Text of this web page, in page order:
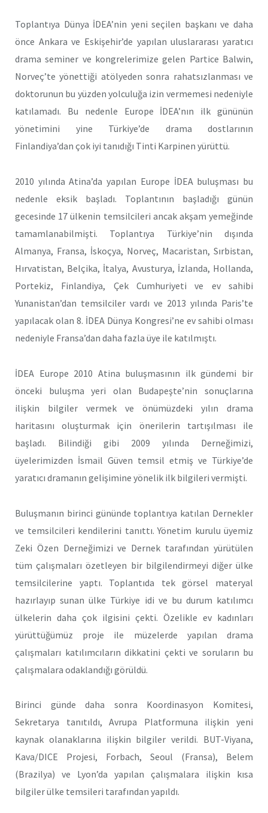
Toplantıya Dünya İDEA’nin yeni seçilen başkanı ve daha
önce Ankara ve Eskişehir’de yapılan uluslararası yaratıcı
drama seminer ve kongrelerimize gelen Partice Balwin,
Norveç’te yönettiği atölyeden sonra rahatsızlanması ve
doktorunun bu yüzden yolculuğa izin vermemesi nedeniyle
katılamadı. Bu nedenle Europe İDEA’nın ilk gününün
yönetimini yine Türkiye’de drama dostlarının
Finlandiya’dan çok iyi tanıdığı Tinti Karpinen yürüttü.
2010 yılında Atina’da yapılan Europe İDEA buluşması bu
nedenle eksik başladı. Toplantının başladığı günün
gecesinde 17 ülkenin temsilcileri ancak akşam yemeğinde
tamamlanabilmişti. Toplantıya Türkiye’nin dışında
Almanya, Fransa, İskoçya, Norveç, Macaristan, Sırbistan,
Hırvatistan, Belçika, İtalya, Avusturya, İzlanda, Hollanda,
Portekiz, Finlandiya, Çek Cumhuriyeti ve ev sahibi
Yunanistan’dan temsilciler vardı ve 2013 yılında Paris’te
yapılacak olan 8. İDEA Dünya Kongresi’ne ev sahibi olması
nedeniyle Fransa’dan daha fazla üye ile katılmıştı.
İDEA Europe 2010 Atina buluşmasının ilk gündemi bir
önceki buluşma yeri olan Budapeşte’nin sonuçlarına
ilişkin bilgiler vermek ve önümüzdeki yılın drama
haritasını oluşturmak için önerilerin tartışılması ile
başladı. Bilindiği gibi 2009 yılında Derneğimizi,
üyelerimizden İsmail Güven temsil etmiş ve Türkiye’de
yaratıcı dramanın gelişimine yönelik ilk bilgileri vermişti.
Buluşmanın birinci gününde toplantıya katılan Dernekler
ve temsilcileri kendilerini tanıttı. Yönetim kurulu üyemiz
Zeki Özen Derneğimizi ve Dernek tarafından yürütülen
tüm çalışmaları özetleyen bir bilgilendirmeyi diğer ülke
temsilcilerine yaptı. Toplantıda tek görsel materyal
hazırlayıp sunan ülke Türkiye idi ve bu durum katılımcı
ülkelerin daha çok ilgisini çekti. Özelikle ev kadınları
yürüttüğümüz proje ile müzelerde yapılan drama
çalışmaları katılımcıların dikkatini çekti ve soruların bu
çalışmalara odaklandığı görüldü.
Birinci günde daha sonra Koordinasyon Komitesi,
Sekretarya tanıtıldı, Avrupa Platformuna ilişkin yeni
kaynak olanaklarına ilişkin bilgiler verildi. BUT-Viyana,
Kava/DICE Projesi, Forbach, Seoul (Fransa), Belem
(Brazilya) ve Lyon’da yapılan çalışmalara ilişkin kısa
bilgiler ülke temsileri tarafından yapıldı.